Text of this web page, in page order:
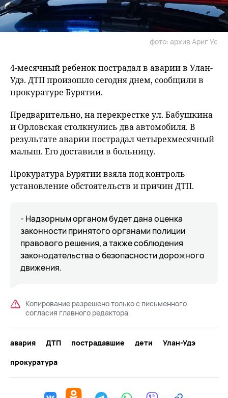
фото: архив Ариг Ус
4-месячный ребенок пострадал в аварии в Улан-
Удэ. ДТП произошло сегодня днем, сообщили в
прокуратуре Бурятии.
Предварительно, на перекрестке ул. Бабушкина
и Орловская столкнулись два автомобиля. В
результате аварии пострадал четырехмесячный
малыш. Его доставили в больницу.
Прокуратура Бурятии взяла под контроль
установление обстоятельств и причин ДТП.
- Надзорным органом будет дана оценка
законности принятого органами полиции
правового решения, а также соблюдения
законодательства о безопасности дорожного
движения.
Копирование разрешено только с письменного
согласия главного редактора
авария ДТП пострадавшие дети
Улан-Удэ
прокуратура